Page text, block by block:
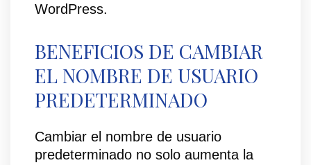
WordPress.
BENEFICIOS DE CAMBIAR
EL NOMBRE DE USUARIO
PREDETERMINADO
Cambiar el nombre de usuario
predeterminado no solo aumenta la